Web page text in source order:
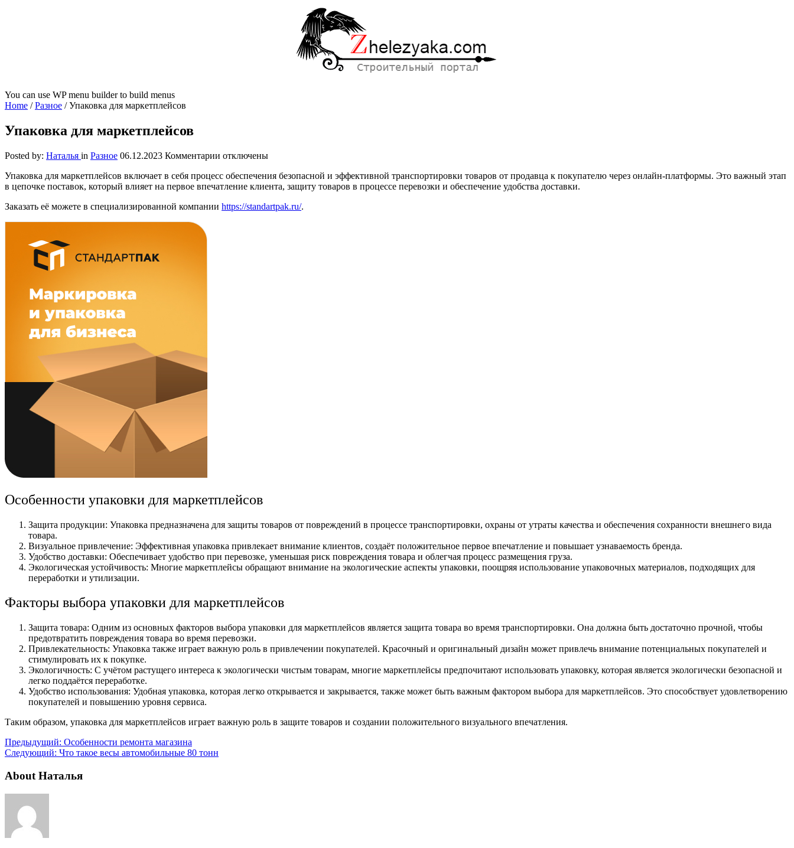
You can use WP menu builder to build menus
Home /Разное /Упаковка для маркетплейсов
Упаковка для маркетплейсов
Posted by: Наталья in Разное 06.12.2023 Комментарии к
Упаковка
для
отключены
Упаковка для маркетплейсов включает в себя процесс обеспечения безопасной и эффективной транспортировки товаров от продавца к покупателю через онлайн-платформы. Это важный этап
в цепочке поставок, который влияет на первое впечатление клиента, защиту товаров в процессе перевозки и обеспечение удобства доставки.
Заказать её можете в специализированной компании https://standartpak.ru/.
Особенности упаковки для маркетплейсов
Защита продукции: Упаковка предназначена для защиты товаров от повреждений в процессе транспортировки, охраны от утраты качества и обеспечения сохранности внешнего вида
товара.
Визуальное привлечение: Эффективная упаковка привлекает внимание клиентов, создаёт положительное первое впечатление и повышает узнаваемость бренда.
Удобство доставки: Обеспечивает удобство при перевозке, уменьшая риск повреждения товара и облегчая процесс размещения груза.
Экологическая устойчивость: Многие маркетплейсы обращают внимание на экологические аспекты упаковки, поощряя использование упаковочных материалов, подходящих для
переработки и утилизации.
Факторы выбора упаковки для маркетплейсов
Защита товара: Одним из основных факторов выбора упаковки для маркетплейсов является защита товара во время транспортировки. Она должна быть достаточно прочной, чтобы
предотвратить повреждения товара во время перевозки.
Привлекательность: Упаковка также играет важную роль в привлечении покупателей. Красочный и оригинальный дизайн может привлечь внимание потенциальных покупателей и
стимулировать их к покупке.
Экологичность: С учётом растущего интереса к экологически чистым товарам, многие маркетплейсы предпочитают использовать упаковку, которая является экологически безопасной и
легко поддаётся переработке.
Удобство использования: Удобная упаковка, которая легко открывается и закрывается, также может быть важным фактором выбора для маркетплейсов. Это способствует удовлетворению
покупателей и повышению уровня сервиса.
Таким образом, упаковка для маркетплейсов играет важную роль в защите товаров и создании положительного визуального впечатления.
Предыдущий: Особенности ремонта магазина
Следующий: Что такое весы автомобильные 80 тонн
About Наталья